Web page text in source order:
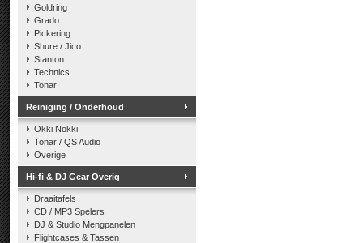
Goldring
Grado
Pickering
Shure / Jico
Stanton
Technics
Tonar
Reiniging / Onderhoud
Okki Nokki
Tonar / QS Audio
Overige
Hi-fi & DJ Gear Overig
Draaitafels
CD / MP3 Spelers
DJ & Studio Mengpanelen
Flightcases & Tassen